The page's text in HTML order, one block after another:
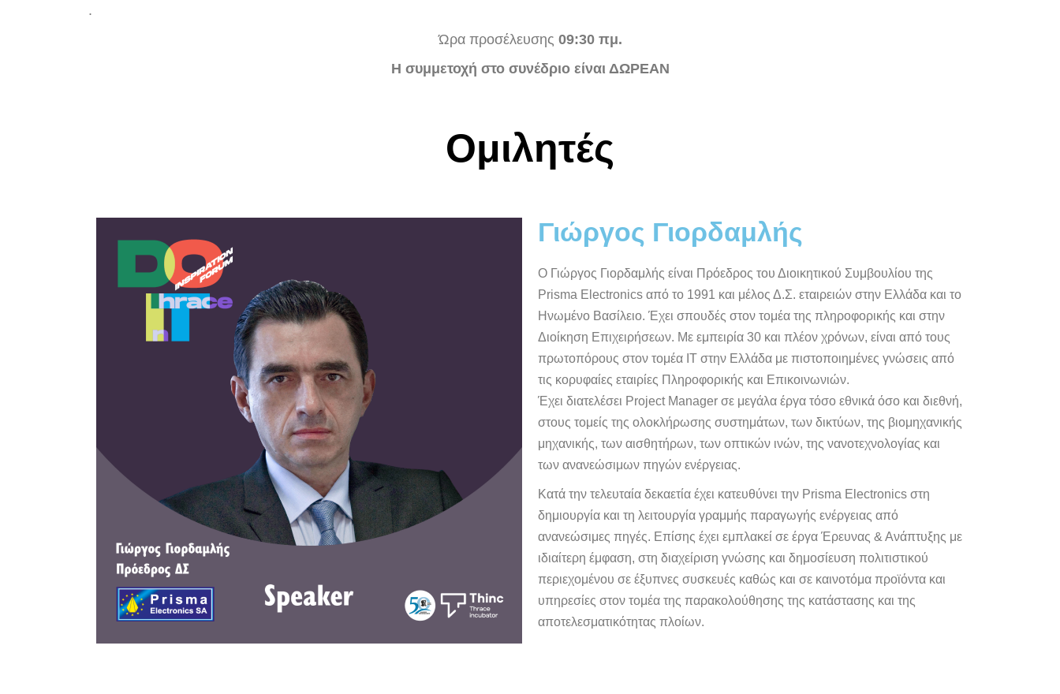
.
Ώρα προσέλευσης 09:30 πμ.
Η συμμετοχή στο συνέδριο είναι ΔΩΡΕΑΝ
Ομιλητές
Γιώργος Γιορδαμλής
Ο Γιώργος Γιορδαμλής είναι Πρόεδρος του Διοικητικού Συμβουλίου της
Prisma Electronics από το 1991 και μέλος Δ.Σ. εταιρειών στην Ελλάδα και το
Ηνωμένο Βασίλειο. Έχει σπουδές στον τομέα της πληροφορικής και στην
Διοίκηση Επιχειρήσεων. Με εμπειρία 30 και πλέον χρόνων, είναι από τους
πρωτοπόρους στον τομέα IT στην Ελλάδα με πιστοποιημένες γνώσεις από
τις κορυφαίες εταιρίες Πληροφορικής και Επικοινωνιών.
Έχει διατελέσει Project Manager σε μεγάλα έργα τόσο εθνικά όσο και διεθνή,
στους τομείς της ολοκλήρωσης συστημάτων, των δικτύων, της βιομηχανικής
μηχανικής, των αισθητήρων, των οπτικών ινών, της νανοτεχνολογίας και
των ανανεώσιμων πηγών ενέργειας.
Κατά την τελευταία δεκαετία έχει κατευθύνει την Prisma Electronics στη
δημιουργία και τη λειτουργία γραμμής παραγωγής ενέργειας από
ανανεώσιμες πηγές. Επίσης έχει εμπλακεί σε έργα Έρευνας & Ανάπτυξης με
ιδιαίτερη έμφαση, στη διαχείριση γνώσης και δημοσίευση πολιτιστικού
περιεχομένου σε έξυπνες συσκευές καθώς και σε καινοτόμα προϊόντα και
υπηρεσίες στον τομέα της παρακολούθησης της κατάστασης και της
αποτελεσματικότητας πλοίων.